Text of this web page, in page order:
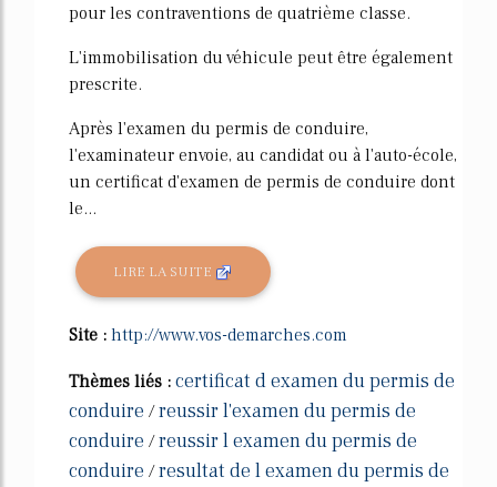
pour les contraventions de quatrième classe.
L'immobilisation du véhicule peut être également
prescrite.
Après l'examen du permis de conduire,
l'examinateur envoie, au candidat ou à l'auto-école,
un certificat d'examen de permis de conduire dont
le...
LIRE LA SUITE
Site : http://www.vos-demarches.com
Thèmes liés : certificat d examen du permis de
conduire /reussir l'examen du permis de
conduire /reussir l examen du permis de
conduire /resultat de l examen du permis de